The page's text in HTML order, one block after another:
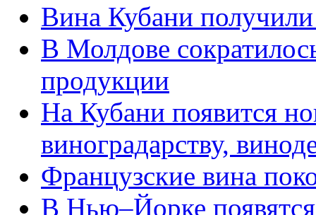
Вина Кубани
В Молдове
продукции
На Кубани появится
виноградарству,
Французские вина
В Нью–Йорке